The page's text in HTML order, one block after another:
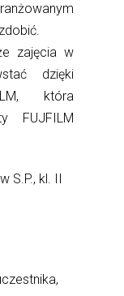
zajęcia w
dzięki
która
FUJFILM
kl. II